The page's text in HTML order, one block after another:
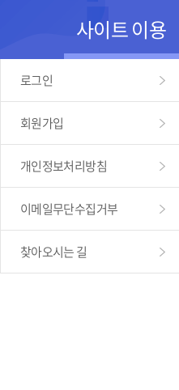
사이트 이용
로그인
회원가입
개인정보처리방침
이메일무단수집거부
찾아오시는 길